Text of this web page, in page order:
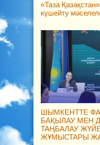
«Таза
күшейту
ШЫМКЕНТТЕ
БАҚЫЛАУ МЕН
ТАҢБАЛАУ
ЖҰМЫСТАРЫ